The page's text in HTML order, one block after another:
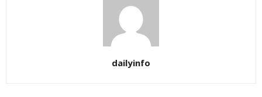
dailyinfo